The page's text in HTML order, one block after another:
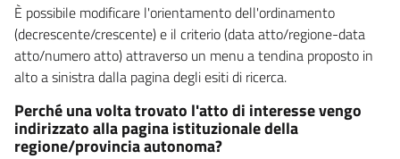
È possibile modificare l'orientamento dell'ordinamento
(decrescente/crescente) e il criterio (data atto/regione-data
atto/numero atto) attraverso un menu a tendina proposto in
alto a sinistra dalla pagina degli esiti di ricerca.
Perché una volta trovato l'atto di interesse vengo
indirizzato alla pagina istituzionale della
regione/provincia autonoma?